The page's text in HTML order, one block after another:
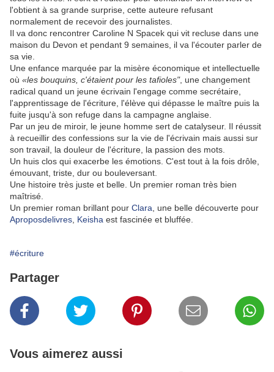
l'obtient à sa grande surprise, cette auteure refusant
normalement de recevoir des journalistes.
Il va donc rencontrer Caroline N Spacek qui vit recluse dans une
maison du Devon et pendant 9 semaines, il va l'écouter parler de
sa vie.
Une enfance marquée par la misère économique et intellectuelle
où «les bouquins, c'étaient pour les tafioles", une changement
radical quand un jeune écrivain l'engage comme secrétaire,
l'apprentissage de l'écriture, l'élève qui dépasse le maître puis la
fuite jusqu'à son refuge dans la campagne anglaise.
Par un jeu de miroir, le jeune homme sert de catalyseur. Il réussit
à recueillir des confessions sur la vie de l'écrivain mais aussi sur
son travail, la douleur de l'écriture, la passion des mots.
Un huis clos qui exacerbe les émotions. C'est tout à la fois drôle,
émouvant, triste, dur ou bouleversant.
Une histoire très juste et belle. Un premier roman très bien
maîtrisé.
Un premier roman brillant pour Clara , une belle découverte pour
Aproposdelivres Keisha est fascinée et bluffée.
#écriture
Partager
Vous aimerez aussi